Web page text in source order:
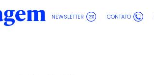
NEWSLETTER CONTATO